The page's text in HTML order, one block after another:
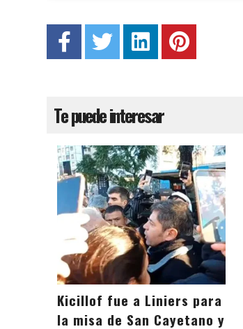
Te puede interesar
Kicillof fue a Liniers para
la misa de San Cayetano y